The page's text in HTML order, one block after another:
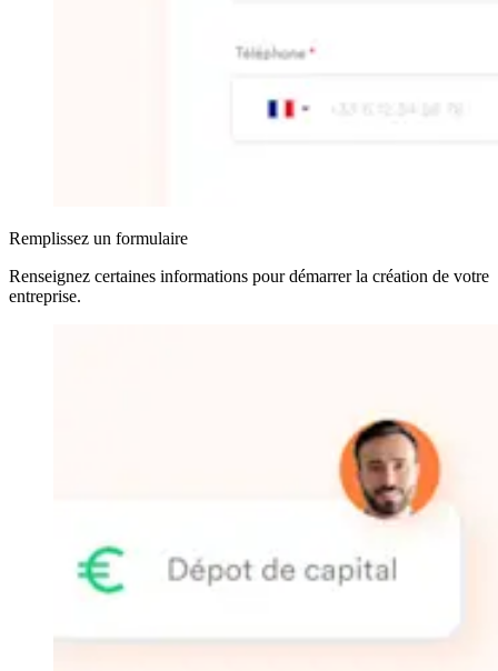
Remplissez un formulaire
Renseignez certaines informations pour démarrer la création de votre
entreprise.